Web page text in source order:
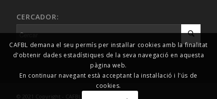
CERCADOR:
© 2021 Copyright - CAFBL Comunicació
CAFBL demana el seu permís per instal·lar cookies amb la finalitat
d'obtenir dades estadístiques de la seva navegació en aquesta
pàgina web.
En continuar navegant està acceptant la instal·lació i l'ús de
cookies.